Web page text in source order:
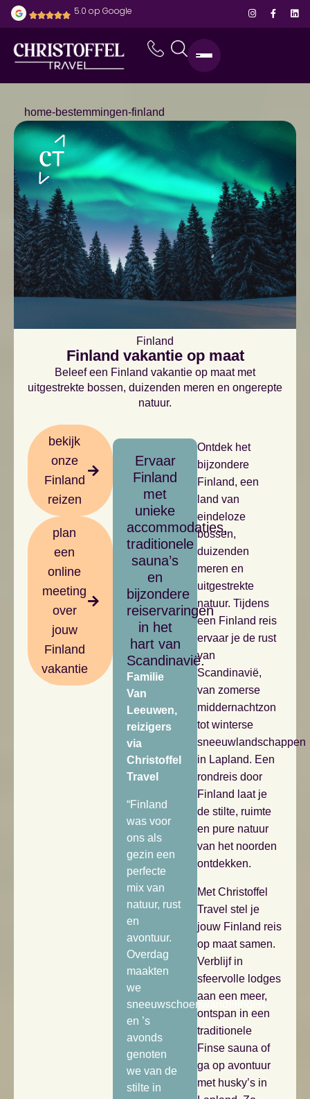
5.0 op Google
home-bestemmingen-finland
Finland
Finland vakantie op maat
Beleef een Finland vakantie op maat met
uitgestrekte bossen, duizenden meren en ongerepte
natuur.
bekijk
onze
Finland
reizen
plan
een
online
meeting
over
jouw
Finland
vakantie
Ervaar
Finland
met
unieke
accommodaties,
traditionele
sauna’s
en
bijzondere
reiservaringen
in het
hart van
Scandinavië.
Familie
Van
Leeuwen,
reizigers
via
Christoffel
Travel
“Finland
was voor
ons als
gezin een
perfecte
mix van
natuur, rust
en
avontuur.
Overdag
maakten
we
sneeuwschoenwandelingen
en ’s
avonds
genoten
we van de
stilte in
Ontdek het
bijzondere
Finland, een
land van
eindeloze
bossen,
duizenden
meren en
uitgestrekte
natuur. Tijdens
een Finland reis
ervaar je de rust
van
Scandinavië,
van zomerse
middernachtzon
tot winterse
sneeuwlandschappen
in Lapland. Een
rondreis door
Finland laat je
de stilte, ruimte
en pure natuur
van het noorden
ontdekken.
Met Christoffel
Travel stel je
jouw Finland reis
op maat samen.
Verblijf in
sfeervolle lodges
aan een meer,
ontspan in een
traditionele
Finse sauna of
ga op avontuur
met husky’s in